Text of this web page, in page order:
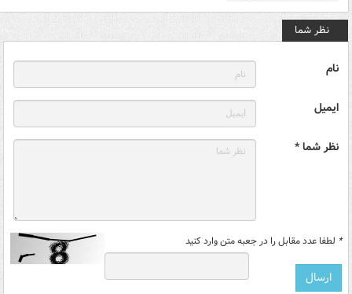
نظر شما
نام
ایمیل
نظر شما *
* لطفا عدد مقابل را در جعبه متن وارد کنید